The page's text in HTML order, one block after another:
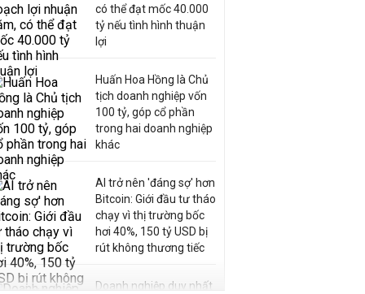
có thể đạt mốc 40.000
tỷ nếu tình hình thuận
lợi
Huấn Hoa Hồng là Chủ
tịch doanh nghiệp vốn
100 tỷ, góp cổ phần
trong hai doanh nghiệp
khác
AI trở nên 'đáng sợ' hơn
Bitcoin: Giới đầu tư tháo
chạy vì thị trường bốc
hơi 40%, 150 tỷ USD bị
rút không thương tiếc
Doanh nghiệp duy nhất